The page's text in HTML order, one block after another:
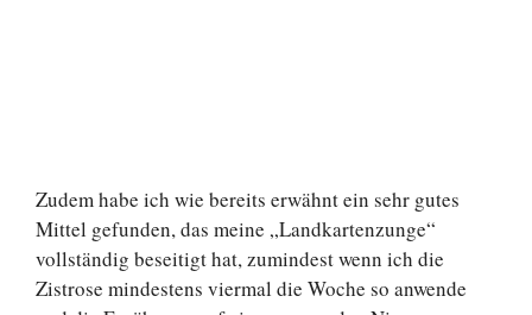
Zudem habe ich wie bereits erwähnt ein sehr gutes
Mittel gefunden, das meine „Landkartenzunge“
vollständig beseitigt hat, zumindest wenn ich die
Zistrose mindestens viermal die Woche so anwende